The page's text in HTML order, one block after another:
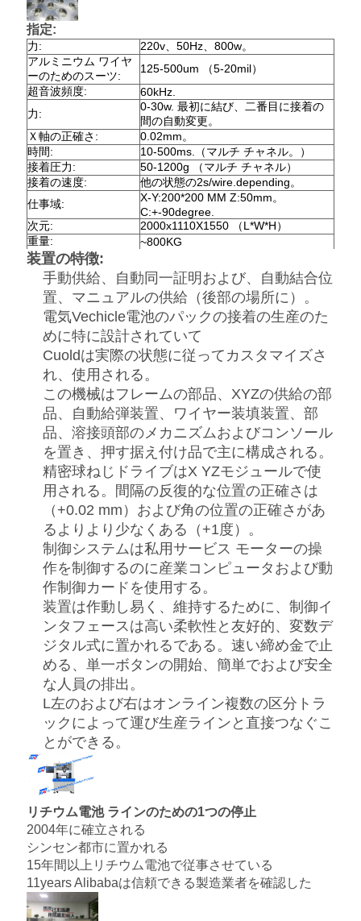
PRIVACY
POLICY
指定:
力:
220v、50Hz、800w。
アルミニウム ワイヤ
ーのためのスーツ:
125-500um （5-20mil）
超音波頻度:
60kHz.
力:
0-30w. 最初に結び、二番目に接着の
間の自動変更。
Ｘ軸の正確さ:
0.02mm。
時間:
10-500ms.（マルチ チャネル。）
接着圧力:
50-1200g （マルチ チャネル）
接着の速度:
他の状態の2s/wire.depending。
仕事域:
X-Y:200*200 MM Z:50mm。
C:+-90degree.
次元:
2000x1110X1550 （L*W*H）
重量:
~800KG
装置の特徴:
手動供給、自動同一証明および、自動結合位
置、マニュアルの供給（後部の場所に）。
電気Vechicle電池のパックの接着の生産のた
めに特に設計されていて
Cuoldは実際の状態に従ってカスタマイズさ
れ、使用される。
この機械はフレームの部品、XYZの供給の部
品、自動給弾装置、ワイヤー装填装置、部
品、溶接頭部のメカニズムおよびコンソール
を置き、押す据え付け品で主に構成される。
精密球ねじドライブはX YZモジュールで使
用される。間隔の反復的な位置の正確さは
（+0.02 mm）および角の位置の正確さがあ
るよりより少なくある（+1度）。
制御システムは私用サービス モーターの操
作を制御するのに産業コンピュータおよび動
作制御カードを使用する。
装置は作動し易く、維持するために、制御イ
ンタフェースは高い柔軟性と友好的、変数デ
ジタル式に置かれるである。速い締め金で止
める、単一ボタンの開始、簡単でおよび安全
な人員の排出。
L左のおよび右はオンライン複数の区分トラ
ックによって運び生産ライン と直接つなぐこ
とができる。
リチウム電池 ラインのための1つの停止
2004年に確立される
シンセン都市に置かれる
15年間以上リチウム電池で従事させている
11years Alibabaは信頼できる製造業者を確認した